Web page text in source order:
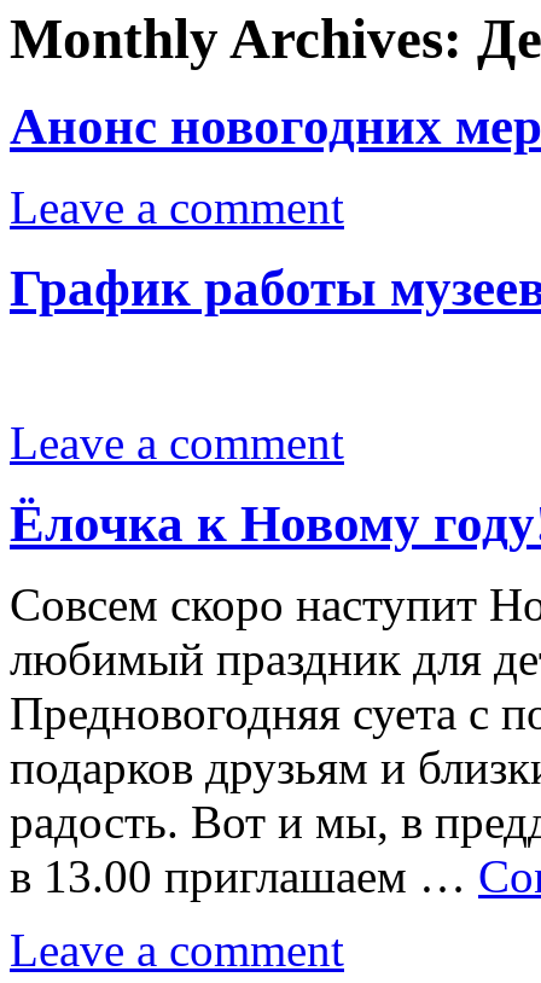
Monthly Archives:
Анонс новогодних
Leave a comment
График работы
Leave a comment
Ёлочка к Новому
Совсем скоро наступит
любимый праздник для
Предновогодняя суета с
подарков друзьям и
радость. Вот и мы, в
в 13.00 приглашаем …
Leave a comment